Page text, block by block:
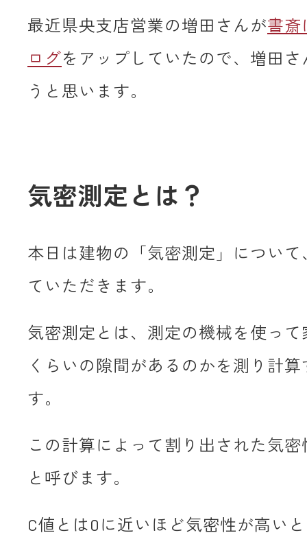
最近県央支店営業の増田さんが書斎
ログをアップしていたので、増田
うと思います。
気密測定とは？
本日は建物の「気密測定」につい
ていただきます。
気密測定とは、測定の機械を使っ
くらいの隙間があるのかを測り計
す。
この計算によって割り出された気
と呼びます。
C値とは0に近いほど気密性が高い